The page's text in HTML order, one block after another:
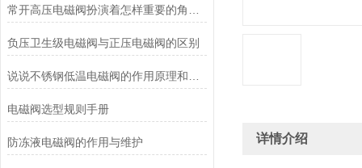
负压卫生级电磁阀与正压电磁阀的区别
电磁阀选型规则手册
防冻液电磁阀的作用与维护 详情介绍